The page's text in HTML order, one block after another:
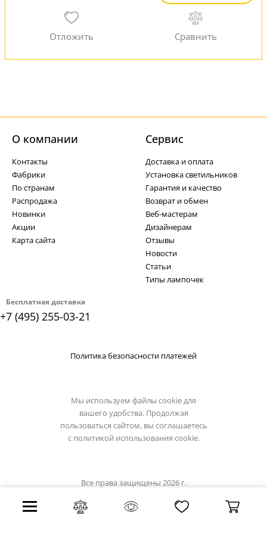
Бесплатная доставка
+7 (495) 255-03-21
О компании
Контакты
Фабрики
По странам
Распродажа
Новинки
Акции
Карта сайта
Cервис
Доставка и оплата
Установка светильников
Гарантия и качество
Возврат и обмен
Веб-мастерам
Дизайнерам
Отзывы
Новости
Статьи
Типы лампочек
Политика безопасности платежей
Мы используем файлы cookie для
вашего удобства. Продолжая
пользоваться сайтом, вы соглашаетесь
с политикой использования cookie.
Все права защищены 2026 г.